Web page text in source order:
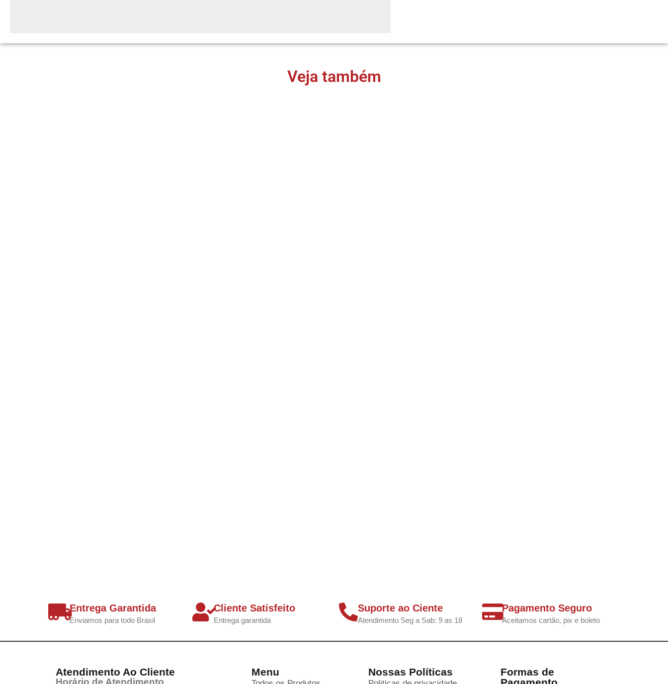
Veja também
Entrega Garantida
Enviamos para todo Brasil
Cliente Satisfeito
Entrega garantida
Suporte ao Ciente
Atendimento Seg a Sab: 9 as 18
Pagamento Seguro
Aceitamos cartão, pix e boleto
Atendimento Ao Cliente
Horário de Atendimento
Menu Nossas Políticas
Formas de